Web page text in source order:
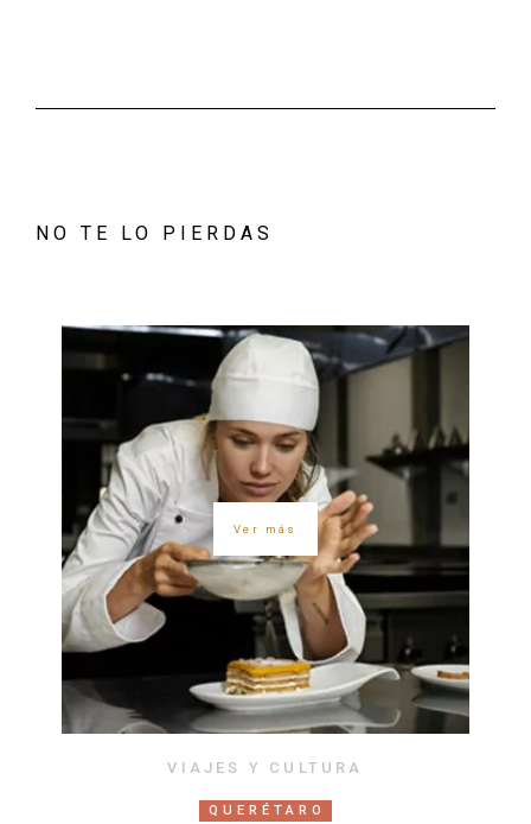
NO TE LO PIERDAS
Ver más
VIAJES Y CULTURA
QUERÉTARO